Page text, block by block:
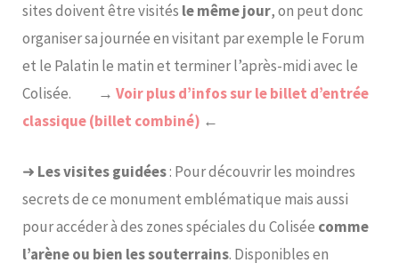
sites doivent être visités le même jour, on peut donc
organiser sa journée en visitant par exemple le Forum
et le Palatin le matin et terminer l’après-midi avec le
Colisée.
→ Voir plus d’infos sur le billet d’entrée
classique (billet combiné) ←
➜ Les visites guidées: Pour découvrir les moindres
secrets de ce monument emblématique mais aussi
pour accéder à des zones spéciales du Colisée comme
l’arène ou bien les souterrains. Disponibles en